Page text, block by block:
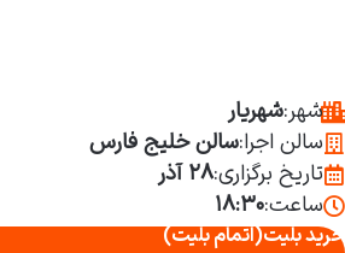
شهر:شهریار
سالن اجرا:سالن خلیج فارس
تاریخ برگزاری:۲۸ آذر
ساعت:۱۸:۳۰
خرید بلیت(اتمام بلیت)